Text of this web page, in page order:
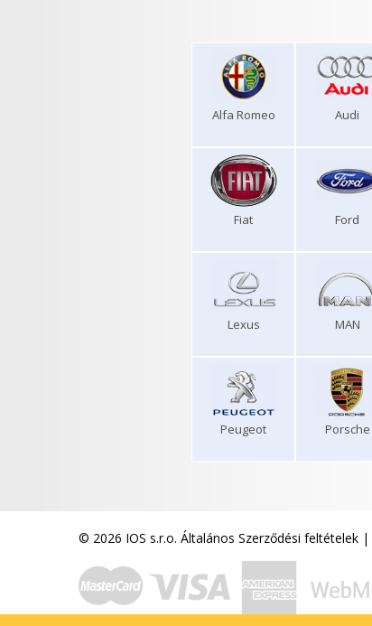
Alfa Romeo Audi
Fiat Ford
Lexus MAN
Peugeot Porsche
© 2026 IOS s.r.o. Általános Szerződési feltételek |